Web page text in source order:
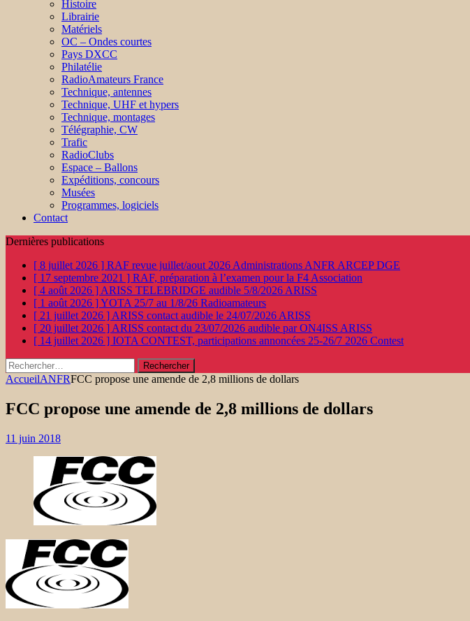
Histoire
Librairie
Matériels
OC – Ondes courtes
Pays DXCC
Philatélie
RadioAmateurs France
Technique, antennes
Technique, UHF et hypers
Technique, montages
Télégraphie, CW
Trafic
RadioClubs
Espace – Ballons
Expéditions, concours
Musées
Programmes, logiciels
Contact
Dernières publications
[ 8 juillet 2026 ] RAF revue juillet/aout 2026 Administrations ANFR ARCEP DGE
[ 17 septembre 2021 ] RAF, préparation à l’examen pour la F4 Association
[ 4 août 2026 ] ARISS TELEBRIDGE audible 5/8/2026 ARISS
[ 1 août 2026 ]YOTA 25/7 au 1/8/26 Radioamateurs
[ 21 juillet 2026 ] ARISS contact audible le 24/07/2026 ARISS
[ 20 juillet 2026 ] ARISS contact du 23/07/2026 audible par ON4ISS ARISS
[ 14 juillet 2026 ] IOTA CONTEST, participations annoncées 25-26/7 2026 Contest
Rechercher :
AccueilANFRFCC propose une amende de 2,8 millions de dollars
FCC propose une amende de 2,8 millions de dollars
11 juin 2018